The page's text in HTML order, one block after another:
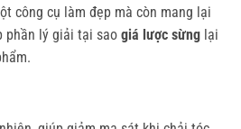
công cụ làm đẹp mà còn mang lại
phần lý giải tại sao giá lược sừng lại